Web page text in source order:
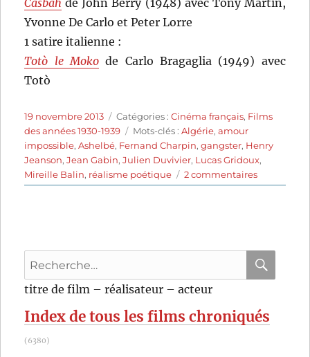
Casbah de John Berry (1948) avec Tony Martin,
Yvonne De Carlo et Peter Lorre
1 satire italienne :
Totò le Mokode Carlo Bragaglia (1949) avec
Totò
Publié
le
19 novembre 2013 Catégories
Catégories :Cinéma français, Films
des années 1930-1939
Étiquettes
Mots-clés :Algérie,amour
impossible,Ashelbé, Fernand Charpin,gangster, Henry
Jeanson,Jean Gabin,Julien Duvivier, Lucas Gridoux,
Mireille Balin, réalisme poétique 2 commentairessur
Pépé
Julien
Recherche
pour
titre de film – réalisateur – acteur
Index de tous les films chroniqués
(6380)